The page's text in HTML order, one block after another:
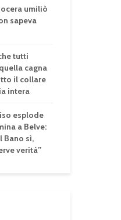
umiliò
sapeva
tutti
cagna
il collare
intera
esplode
a Belve:
Bano sì,
verità”